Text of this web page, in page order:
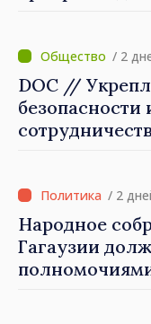
которые
защищать»
/ 2
DOC //
безопасности
обороны на
опубликована
Oficial
/ 2
Народное
Гагаузии